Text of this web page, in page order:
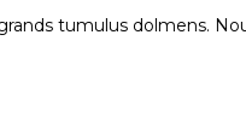
tumulus dolmens.